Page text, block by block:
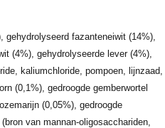
gehydrolyseerd fazanteneiwit (14%),
(4%), gehydrolyseerde lever (4%),
kaliumchloride, pompoen, lijnzaad,
(0,1%), gedroogde gemberwortel
(0,05%), gedroogde
van mannan-oligosacchariden,